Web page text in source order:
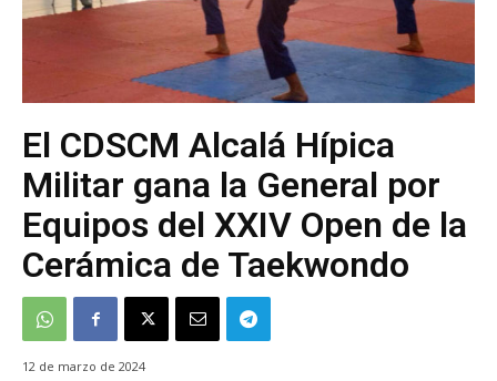
El CDSCM Alcalá Hípica
Militar gana la General por
Equipos del XXIV Open de la
Cerámica de Taekwondo
12 de marzo de 2024